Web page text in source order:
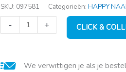
SKU: 097581 Categorieën: HAPPY
-
Briefblok
recycl.
A4
+ CLICK &
We verwittigen je als je